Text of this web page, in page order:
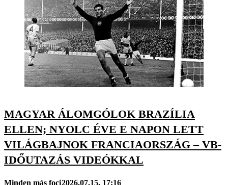
MAGYAR ÁLOMGÓLOK BRAZÍLIA
ELLEN; NYOLC ÉVE E NAPON LETT
VILÁGBAJNOK FRANCIAORSZÁG – VB-
IDŐUTAZÁS VIDEÓKKAL
Minden más foci2026.07.15. 17:16